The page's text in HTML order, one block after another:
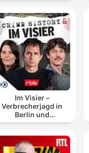
Im Visier –
Verbrecherjagd in
Berlin und
Brandenburg